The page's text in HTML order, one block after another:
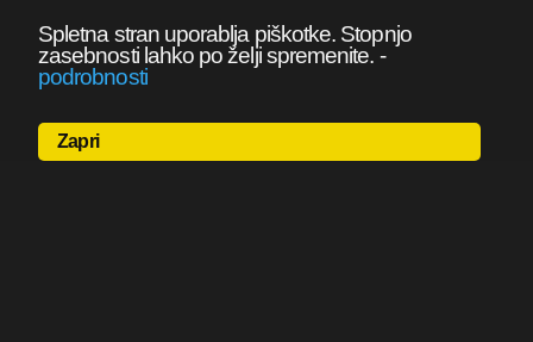
Spletna stran uporablja piškotke. Stopnjo
zasebnosti lahko po želji spremenite. -
podrobnosti
Zapri